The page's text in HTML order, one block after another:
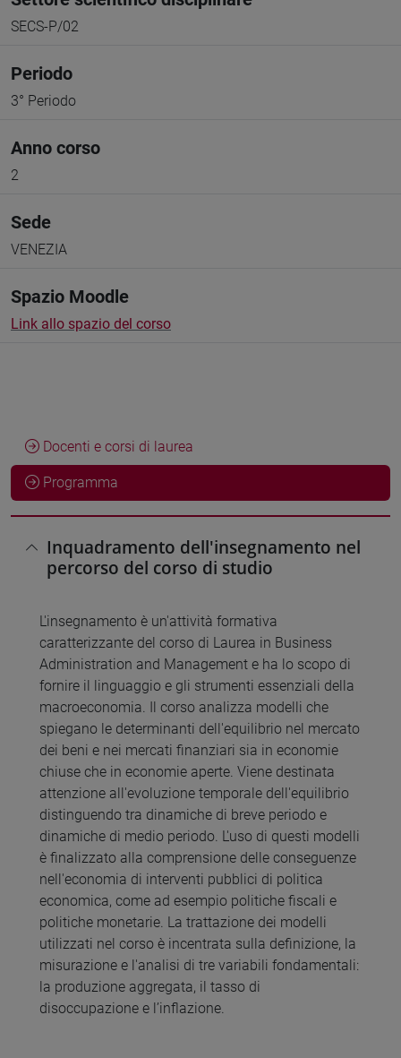
SECS-P/02
Periodo
3° Periodo
Anno corso
2
Sede
VENEZIA
Spazio Moodle
Link allo spazio del corso
Docenti e corsi di laurea
Programma
Inquadramento dell'insegnamento nel
percorso del corso di studio
L'insegnamento è un'attività formativa
caratterizzante del corso di Laurea in Business
Administration and Management e ha lo scopo di
fornire il linguaggio e gli strumenti essenziali della
macroeconomia. Il corso analizza modelli che
spiegano le determinanti dell'equilibrio nel mercato
dei beni e nei mercati finanziari sia in economie
chiuse che in economie aperte. Viene destinata
attenzione all'evoluzione temporale dell'equilibrio
distinguendo tra dinamiche di breve periodo e
dinamiche di medio periodo. L'uso di questi modelli
è finalizzato alla comprensione delle conseguenze
nell'economia di interventi pubblici di politica
economica, come ad esempio politiche fiscali e
politiche monetarie. La trattazione dei modelli
utilizzati nel corso è incentrata sulla definizione, la
misurazione e l'analisi di tre variabili fondamentali:
la produzione aggregata, il tasso di
disoccupazione e l’inflazione.